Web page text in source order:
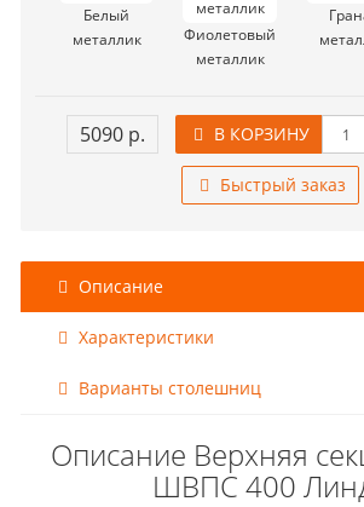
Белый
металлик
Фиолетовый
металлик
5090 р. В КОРЗИНУ
Быстрый заказ
Описание
Характеристики
Варианты столешниц
Описание Верхняя
ШВПС 400